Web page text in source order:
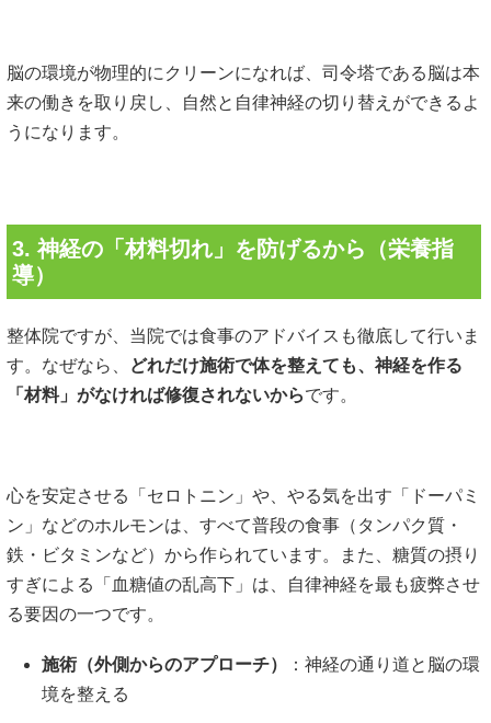
脳の環境が物理的にクリーンになれば、司令塔である脳は本
来の働きを取り戻し、自然と自律神経の切り替えができるよ
うになります。
3. 神経の「材料切れ」を防げるから（栄養指
導）
整体院ですが、当院では食事のアドバイスも徹底して行いま
す。なぜなら、
どれだけ施術で体を整えても、神経を作る
「材料」がなければ修復されないからです。
心を安定させる「セロトニン」や、やる気を出す「ドーパミ
ン」などのホルモンは、すべて普段の食事（タンパク質・
鉄・ビタミンなど）から作られています。また、糖質の摂り
すぎによる「血糖値の乱高下」は、自律神経を最も疲弊させ
る要因の一つです。
施術（外側からのアプローチ）
：神経の通り道と脳の環
境を整える